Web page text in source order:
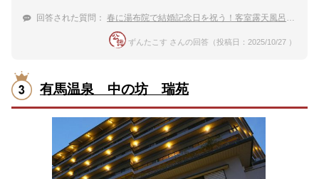
回答された質問： 春に湯布院で結婚記念日を祝う！客室露天風呂や部屋食など贅沢ができる宿
ずんたこす さんの回答（投稿日：2025/10/27 ）
有馬温泉 中の坊 瑞苑